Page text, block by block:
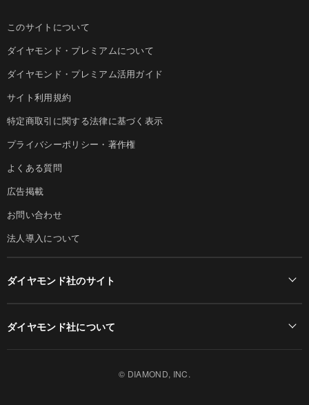
このサイトについて
ダイヤモンド・プレミアムについて
ダイヤモンド・プレミアム活用ガイド
サイト利用規約
特定商取引に関する法律に基づく表示
プライバシーポリシー・著作権
よくある質問
広告掲載
お問い合わせ
法人導入について
ダイヤモンド社のサイト
ダイヤモンド社について
© DIAMOND, INC.